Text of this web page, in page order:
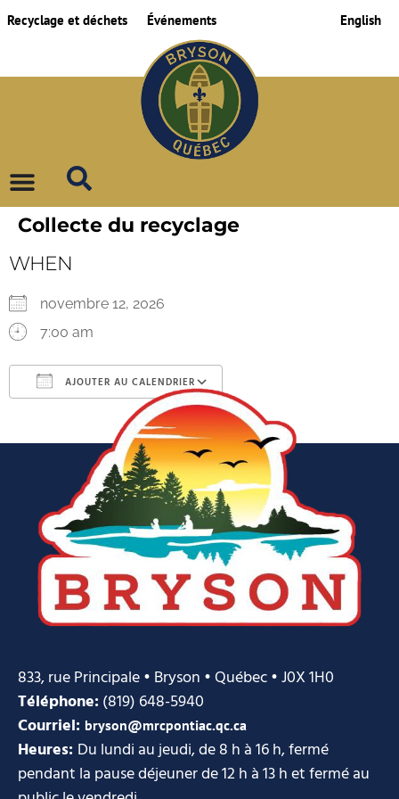
Recyclage et déchets Événements English
Collecte du recyclage
WHEN
novembre 12, 2026
7:00 am
AJOUTER AU CALENDRIER
Télécharger ICS Calendrier Google
833, rue Principale • Bryson • Québec • J0X 1H0
Téléphone:(819) 648-5940
Courriel: bryson@mrcpontiac.qc.ca
Heures: Du lundi au jeudi, de 8 h à 16 h, fermé
pendant la pause déjeuner de 12 h à 13 h et fermé au